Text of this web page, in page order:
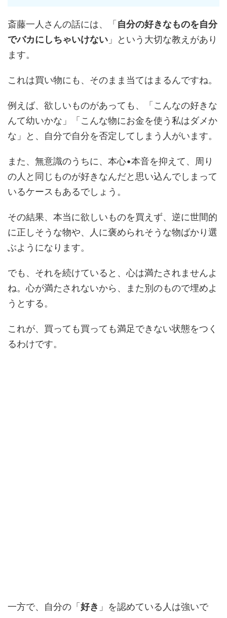
斎藤一人さんの話には、「 自分の好きなものを自分
でバカにしちゃいけない 」という大切な教えがあり
ます。
これは買い物にも、そのまま当てはまるんですね。
例えば、欲しいものがあっても、「こんなの好きな
んて幼いかな」「こんな物にお金を使う私はダメか
な」と、自分で自分を否定してしまう人がいます。
また、無意識のうちに、本心•本音を抑えて、周り
の人と同じものが好きなんだと思い込んでしまって
いるケースもあるでしょう。
その結果、本当に欲しいものを買えず、逆に世間的
に正しそうな物や、人に褒められそうな物ばかり選
ぶようになります。
でも、それを続けていると、心は満たされませんよ
ね。心が満たされないから、また別のもので埋めよ
うとする。
これが、買っても買っても満足できない状態をつく
るわけです。
一方で、自分の「 好き 」を認めている人は強いで